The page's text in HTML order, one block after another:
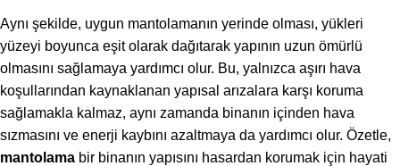
Aynı şekilde, uygun mantolamanın yerinde olması, yükleri
yüzeyi boyunca eşit olarak dağıtarak yapının uzun ömürlü
olmasını sağlamaya yardımcı olur. Bu, yalnızca aşırı hava
koşullarından kaynaklanan yapısal arızalara karşı koruma
sağlamakla kalmaz, aynı zamanda binanın içinden hava
sızmasını ve enerji kaybını azaltmaya da yardımcı olur. Özetle,
mantolama bir binanın yapısını hasardan korumak için hayati